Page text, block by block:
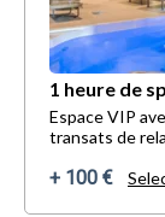
1 heure de
Espace VIP
transats de
+ 100 €